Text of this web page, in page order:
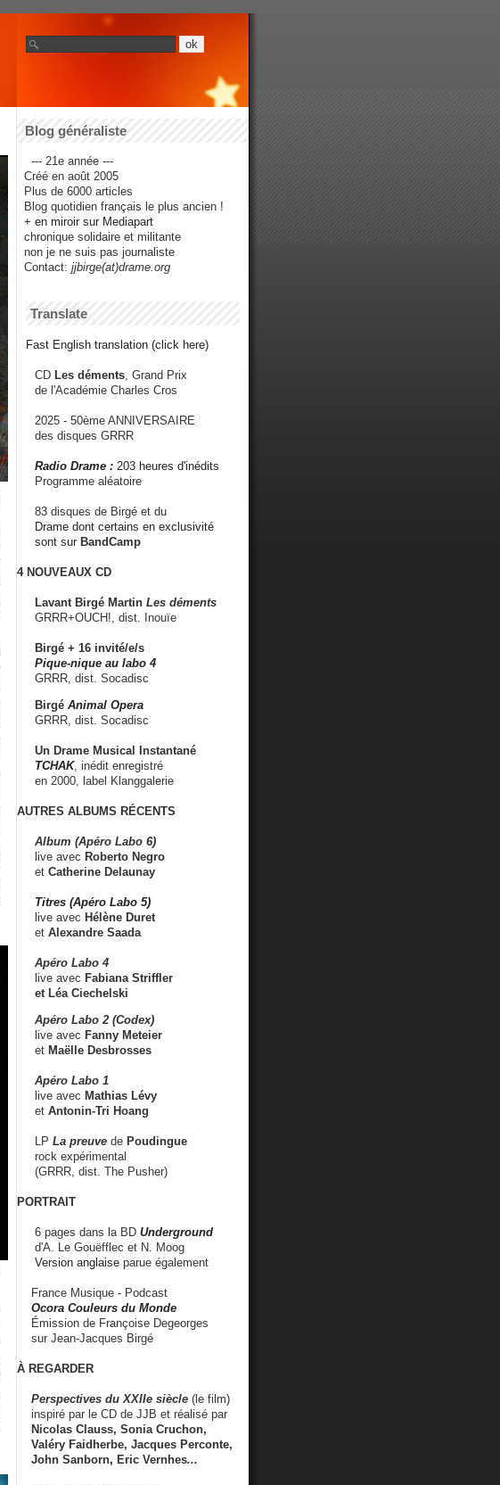
Blog généraliste
--- 21e année ---
Créé en août 2005
Plus de 6000 articles
Blog quotidien français le plus ancien !
+ en miroir sur Mediapart
chronique solidaire et militante
non je ne suis pas journaliste
Contact: jjbirge(at)drame.org
Translate
Fast English translation (click here)
CD Les déments , Grand Prix
de l'Académie Charles Cros
2025 - 50ème ANNIVERSAIRE
des disques GRRR
Radio Drame : 203 heures d'inédits
Programme aléatoire
83 disques de Birgé et du
Drame dont certains en exclusivité
sont sur BandCamp
4 NOUVEAUX CD
Lavant Birgé Martin Les déments
GRRR+OUCH!, dist. Inouïe
Birgé + 16 invité/e/s
Pique-nique au labo 4
GRRR, dist. Socadisc
Birgé Animal Opera
GRRR, dist. Socadisc
Un Drame Musical Instantané
TCHAK, inédit enregistré
en 2000, label Klanggalerie
AUTRES ALBUMS RÉCENTS
Album (Apéro Labo 6)
live avec Roberto Negro
et Catherine Delaunay
Titres (Apéro Labo 5)
live avec Hélène Duret
et Alexandre Saada
Apéro Labo 4
live avec Fabiana Striffler
et Léa Ciechelski
Apéro Labo 2 (Codex)
live avec Fanny Meteier
et Maëlle Desbrosses
Apéro Labo 1
live avec Mathias Lévy
et Antonin-Tri Hoang
LP La preuve de Poudingue
rock expérimental
(GRRR, dist. The Pusher)
PORTRAIT
6 pages dans la BD Underground
d'A. Le Gouëfflec et N. Moog
Version anglaise parue également
France Musique - Podcast
Ocora Couleurs du Monde
Émission de Françoise Degeorges
sur Jean-Jacques Birgé
À REGARDER
Perspectives du XXIIe siècle (le film)
inspiré par le CD de JJB et réalisé par
Nicolas Clauss, Sonia Cruchon,
Valéry Faidherbe, Jacques Perconte,
John Sanborn, Eric Vernhes...